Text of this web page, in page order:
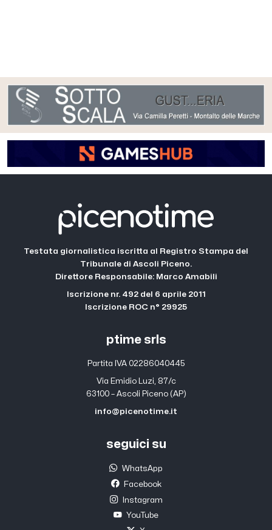
Testata giornalistica iscritta al Registro Stampa del
Tribunale di Ascoli Piceno.
Direttore Responsabile: Marco Amabili
Iscrizione nr. 492 del 6 aprile 2011
Iscrizione ROC n° 29925
ptime srls
Partita IVA 02286040445
Via Emidio Luzi, 87/c
63100 – Ascoli Piceno (AP)
info@picenotime.it
seguici su
WhatsApp
Facebook
Instagram
YouTube